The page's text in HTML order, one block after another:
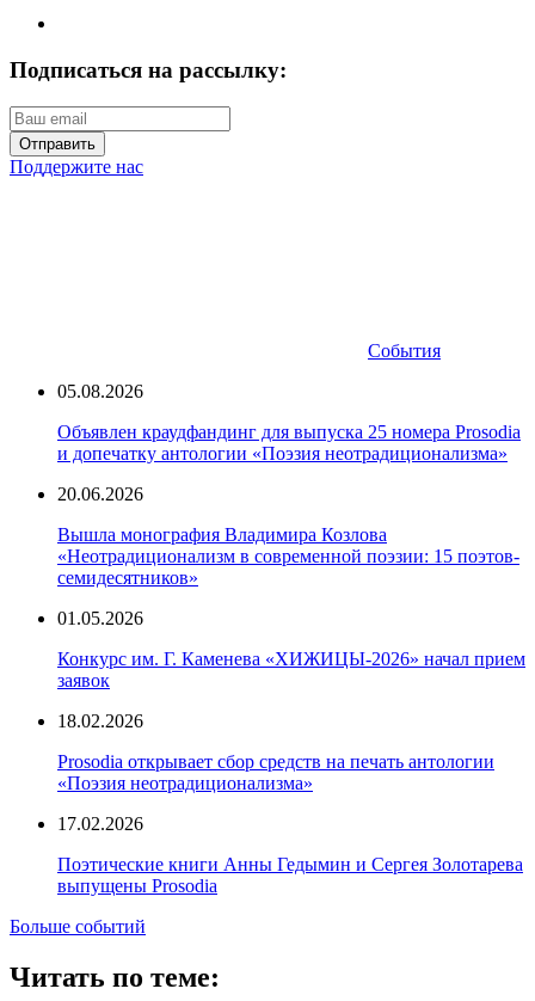
Подписаться на рассылку:
Отправить
Поддержите нас
События
05.08.2026
Объявлен краудфандинг для выпуска 25 номера Prosodia
и допечатку антологии «Поэзия неотрадиционализма»
20.06.2026
Вышла монография Владимира Козлова
«Неотрадиционализм в современной поэзии: 15 поэтов-
семидесятников»
01.05.2026
Конкурс им. Г. Каменева «ХИЖИЦЫ-2026» начал прием
заявок
18.02.2026
Prosodia открывает сбор средств на печать антологии
«Поэзия неотрадиционализма»
17.02.2026
Поэтические книги Анны Гедымин и Сергея Золотарева
выпущены Prosodia
Больше событий
Читать по теме: